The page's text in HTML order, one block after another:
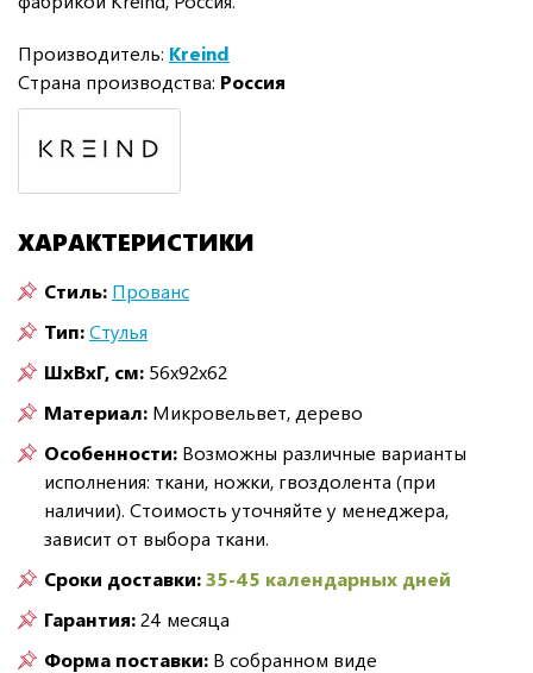
Производитель: Kreind
Страна производства: Россия
ХАРАКТЕРИСТИКИ
Стиль: Прованс
Тип:Стулья
ШxВxГ, см: 56x92x62
Материал: Микровельвет, дерево
Особенности: Возможны различные варианты
исполнения: ткани, ножки, гвоздолента (при
наличии). Стоимость уточняйте у менеджера,
зависит от выбора ткани.
Сроки доставки:35-45 календарных дней
Гарантия:24 месяца
Форма поставки: В собранном виде